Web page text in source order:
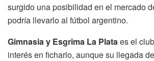
surgido una posibilidad en el mercado
podría llevarlo al fútbol argentino.
Gimnasia y Esgrima La Plataes el
interés en ficharlo, aunque su llegada